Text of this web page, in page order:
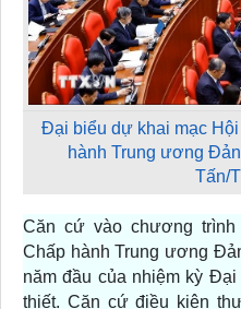
Đại biểu dự khai mạc
hành Trung ương
Tấn/
Căn cứ vào chương
Chấp hành Trung ương
năm đầu của nhiệm kỳ
thiết. Căn cứ điều kiện